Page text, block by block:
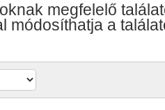
megfelelő
módosíthatja a